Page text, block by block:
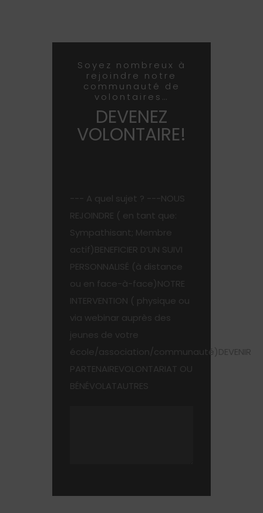
Soyez nombreux à
rejoindre notre
communauté de
volontaires…
DEVENEZ
VOLONTAIRE!
--- A quel sujet ? ---NOUS
REJOINDRE ( en tant que:
Sympathisant; Membre
actif)BENEFICIER D’UN SUIVI
PERSONNALISÉ (à distance
ou en face-à-face)NOTRE
INTERVENTION ( physique ou
via webinar auprès des
jeunes de votre
école/association/communauté)DEVENIR
PARTENAIREVOLONTARIAT OU
BÉNÉVOLATAUTRES